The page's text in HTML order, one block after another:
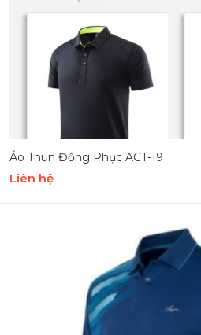
Áo Thun Đồng Phục ACT-19
Liên hệ